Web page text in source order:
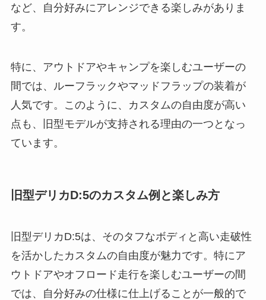
など、自分好みにアレンジできる楽しみがありま
す。
特に、アウトドアやキャンプを楽しむユーザーの
間では、ルーフラックやマッドフラップの装着が
人気です。このように、カスタムの自由度が高い
点も、旧型モデルが支持される理由の一つとなっ
ています。
旧型デリカD:5のカスタム例と楽しみ方
旧型デリカD:5は、そのタフなボディと高い走破性
を活かしたカスタムの自由度が魅力です。特にア
ウトドアやオフロード走行を楽しむユーザーの間
では、自分好みの仕様に仕上げることが一般的で